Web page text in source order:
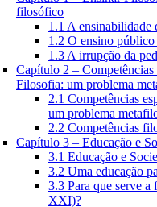
filosófico
1.1 A ensinabilidade
1.2 O ensino
1.3 A irrupção da
Capítulo 2 – Competências
Filosofia: um problema
2.1 Competências
um problema
2.2 Competências
Capítulo 3 – Educação e
3.1 Educação e
3.2 Uma educação
3.3 Para que serve
XXI)?